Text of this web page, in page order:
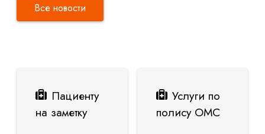
Все новости
Пациенту
на заметку
Услуги по
полису ОМС